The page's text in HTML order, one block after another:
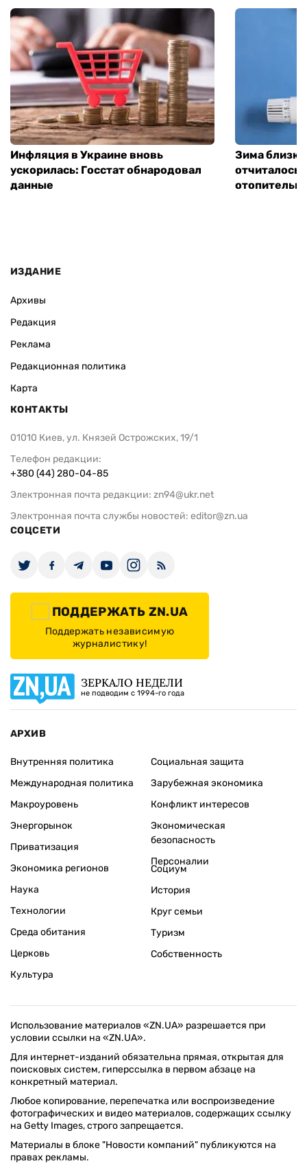
Инфляция в Украине вновь
ускорилась: Госстат обнародовал
данные
Зима
отчиталось
ИЗДАНИЕ
Архивы
Редакция
Реклама
Редакционная политика
Карта
КОНТАКТЫ
01010 Киев, ул. Князей Острожских, 19/1
Телефон редакции:
+380 (44) 280-04-85
Электронная почта редакции: zn94@ukr.net
Электронная почта службы новостей: editor@zn.ua
СОЦСЕТИ
ПОДДЕРЖАТЬ ZN.UA
Поддержать независимую
журналистику!
ЗЕРКАЛО НЕДЕЛИ
не подводим с 1994-го года
АРХИВ
Внутренняя политика
Международная политика
Макроуровень
Энергорынок
Приватизация
Экономика регионов
Социальная защита
Зарубежная экономика
Конфликт интересов
Экономическая
безопасность
Персоналии
Наука
Технологии
Среда обитания
Церковь
Культура
Социум
История
Круг семьи
Туризм
Собственность
Использование материалов «ZN.UA» разрешается при
условии ссылки на «ZN.UA».
Для интернет-изданий обязательна прямая, открытая для
поисковых систем, гиперссылка в первом абзаце на
конкретный материал.
Любое копирование, перепечатка или воспроизведение
фотографических и видео материалов, содержащих ссылку
на Getty Images, строго запрещается.
Материалы в блоке "Новости компаний" публикуются на
правах рекламы.